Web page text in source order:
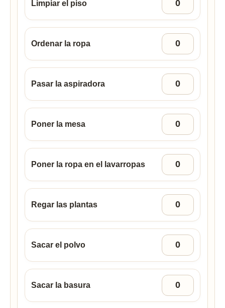
Limpiar el piso
Ordenar la ropa
Pasar la aspiradora
Poner la mesa
Poner la ropa en el lavarropas
Regar las plantas
Sacar el polvo
Sacar la basura